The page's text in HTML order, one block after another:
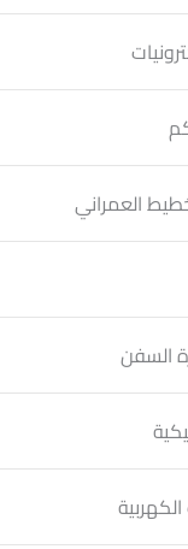
العمراني
السفن